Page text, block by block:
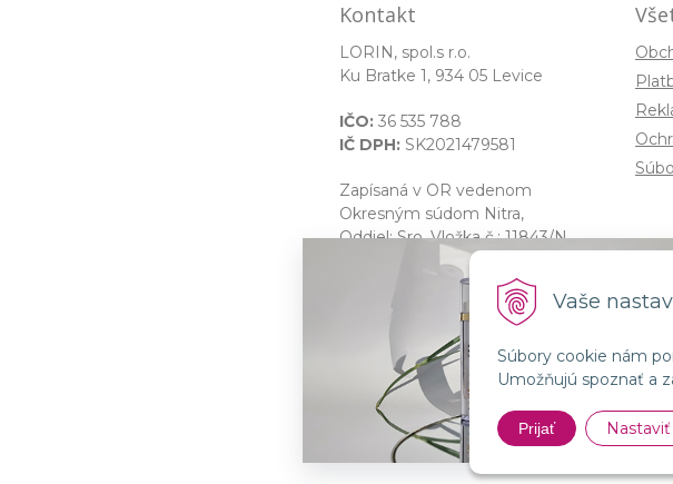
Vaše
Súbory cookie nám
Umožňujú spoznať a
Prijať Nastaviť
Kontakt
LORIN, spol.s r.o.
Ku Bratke 1, 934 05 Levice
IČO: 36 535 788
IČ DPH: SK2021479581
Zapísaná v OR vedenom
Okresným súdom Nitra,
Oddiel: Sro, Vložka č.: 11843/N,